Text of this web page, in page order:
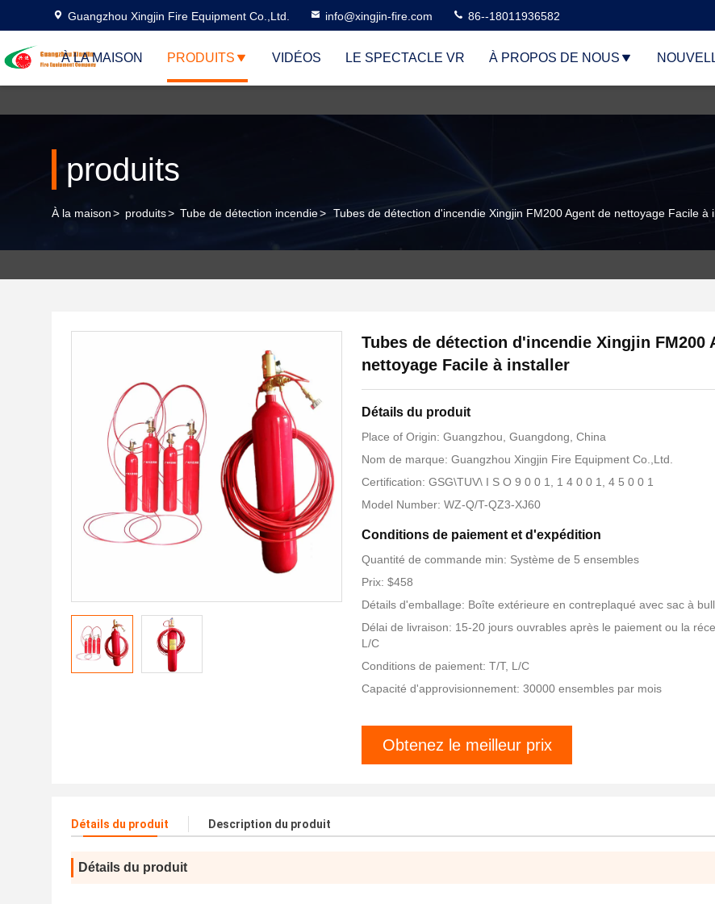
Guangzhou Xingjin Fire Equipment Co.,Ltd. info@xingjin-fire.com 86--18011936582
À LA MAISON PRODUITS VIDÉOS LE SPECTACLE VR À PROPOS DE NOUS
produits
À la maison> produits> Tube de détection incendie> Tubes de détection d'incendie Xingjin FM200 Agent de nettoyage Facile à
Tubes de détection d'incendie Xingjin FM200
nettoyage Facile à installer
Détails du produit
Place of Origin: Guangzhou, Guangdong, China
Nom de marque: Guangzhou Xingjin Fire Equipment Co.,Ltd.
Certification: GSG\TUV\ I S O 9 0 0 1, 1 4 0 0 1, 4 5 0 0 1
Model Number: WZ-Q/T-QZ3-XJ60
Conditions de paiement et d'expédition
Quantité de commande min: Système de 5 ensembles
Prix: $458
Détails d'emballage: Boîte extérieure en contreplaqué avec sac à
Délai de livraison: 15-20 jours ouvrables après le paiement ou la
L/C
Conditions de paiement: T/T, L/C
Capacité d'approvisionnement: 30000 ensembles par mois
Obtenez le meilleur prix
Détails du produit Description du produit
Détails du produit